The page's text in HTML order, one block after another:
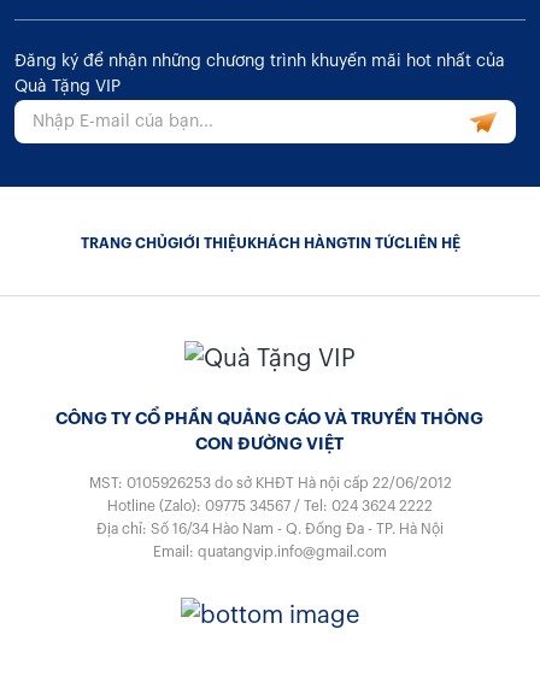
Đăng ký để nhận những chương trình khuyến mãi hot nhất của
Quà Tặng VIP
TRANG CHỦGIỚI THIỆU KHÁCH HÀNGTIN TỨCLIÊN HỆ
CÔNG TY CỔ PHẦN QUẢNG CÁO VÀ TRUYỀN THÔNG
CON ĐƯỜNG VIỆT
MST: 0105926253 do sở KHĐT Hà nội cấp 22/06/2012
Hotline (Zalo): 09775 34567 / Tel: 024 3624 2222
Địa chỉ: Số 16/34 Hào Nam - Q. Đống Đa - TP. Hà Nội
Email: quatangvip.info@gmail.com